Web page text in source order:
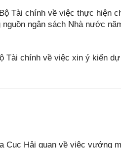
Tài chính về việc thực hiện
ngân sách Nhà nước
Tài chính về việc xin ý kiến
Cục Hải quan về việc vướng